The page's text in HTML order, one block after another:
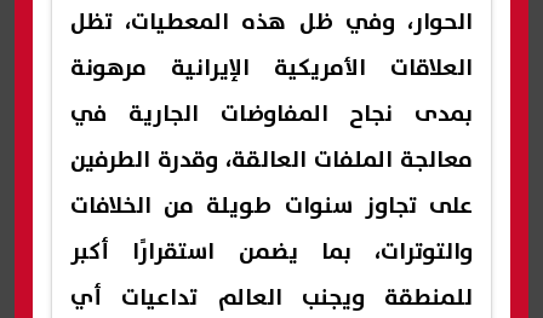
الحوار، وفي ظل هذه المعطيات، تظل
العلاقات الأمريكية الإيرانية مرهونة
بمدى نجاح المفاوضات الجارية في
معالجة الملفات العالقة، وقدرة الطرفين
على تجاوز سنوات طويلة من الخلافات
والتوترات، بما يضمن استقرارًا أكبر
للمنطقة ويجنب العالم تداعيات أي